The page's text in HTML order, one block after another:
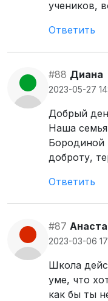
учеников,
Ответить
#88 Диана
2023-05-27
Добрый
Наша
Бородиной
доброту,
Ответить
#87
2023-03-06
Школа
уме, что
как бы ты